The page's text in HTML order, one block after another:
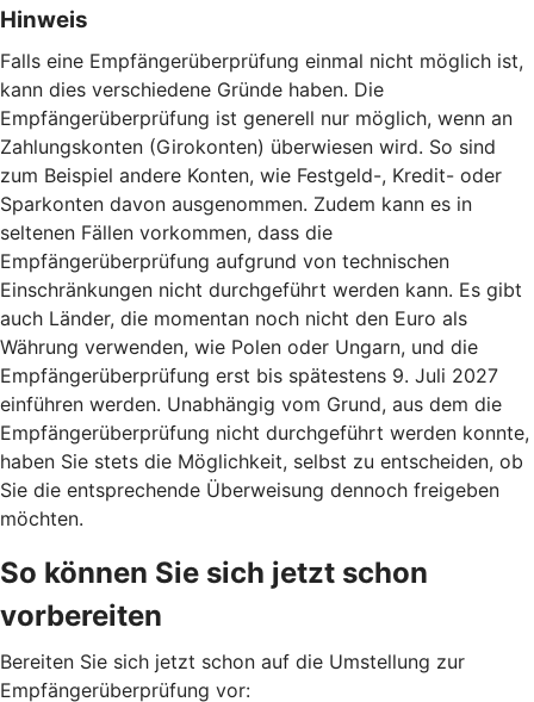
Hinweis
Falls eine Empfängerüberprüfung einmal nicht möglich ist,
kann dies verschiedene Gründe haben. Die
Empfängerüberprüfung ist generell nur möglich, wenn an
Zahlungskonten (Girokonten) überwiesen wird. So sind
zum Beispiel andere Konten, wie Festgeld-, Kredit- oder
Sparkonten davon ausgenommen. Zudem kann es in
seltenen Fällen vorkommen, dass die
Empfängerüberprüfung aufgrund von technischen
Einschränkungen nicht durchgeführt werden kann. Es gibt
auch Länder, die momentan noch nicht den Euro als
Währung verwenden, wie Polen oder Ungarn, und die
Empfängerüberprüfung erst bis spätestens 9. Juli 2027
einführen werden. Unabhängig vom Grund, aus dem die
Empfängerüberprüfung nicht durchgeführt werden konnte,
haben Sie stets die Möglichkeit, selbst zu entscheiden, ob
Sie die entsprechende Überweisung dennoch freigeben
möchten.
So können Sie sich jetzt schon
vorbereiten
Bereiten Sie sich jetzt schon auf die Umstellung zur
Empfängerüberprüfung vor: